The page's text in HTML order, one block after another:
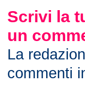
Scrivi la
un
La
commenti